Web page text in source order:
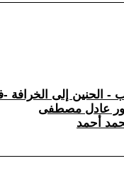
- الحنين إلى
عادل مصطفى
أحمد